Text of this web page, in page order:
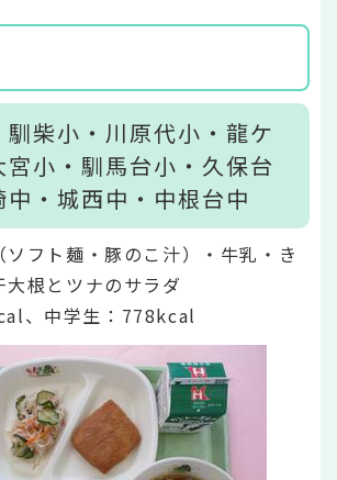
柴小・川原代小・龍ケ
宮小・馴馬台小・久保台
中・城西中・中根台中
ソフト麺・豚のこ汁）・牛乳・き
大根とツナのサラダ
、中学生：778kcal